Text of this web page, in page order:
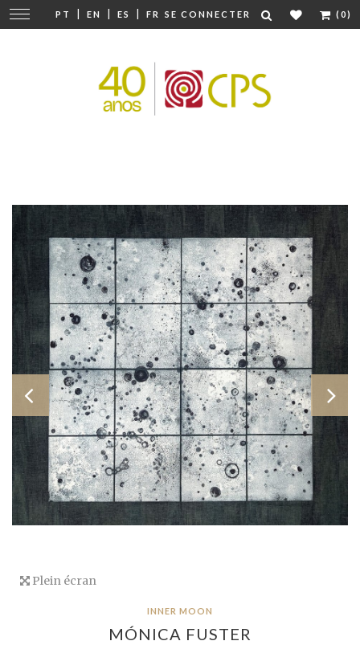
PT | EN | ES | FR SE CONNECTER (0)
Modifier
la
Plein écran
INNER MOON
MÓNICA FUSTER